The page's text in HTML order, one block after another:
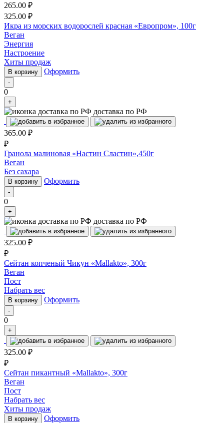
265.00 ₽
325.00 ₽
Икра из морских водорослей красная «Европром», 100г
Веган
Энергия
Настроение
Хиты продаж
В корзину Оформить
-
0
+
доставка по РФ
365.00 ₽
₽
Гранола малиновая «Настин Сластин»,450г
Веган
Без сахара
В корзину Оформить
-
0
+
доставка по РФ
325.00 ₽
₽
Сейтан копченый Чикун «Mallakto», 300г
Веган
Пост
Набрать вес
В корзину Оформить
-
0
+
325.00 ₽
₽
Сейтан пикантный «Mallakto», 300г
Веган
Пост
Набрать вес
Хиты продаж
В корзину Оформить